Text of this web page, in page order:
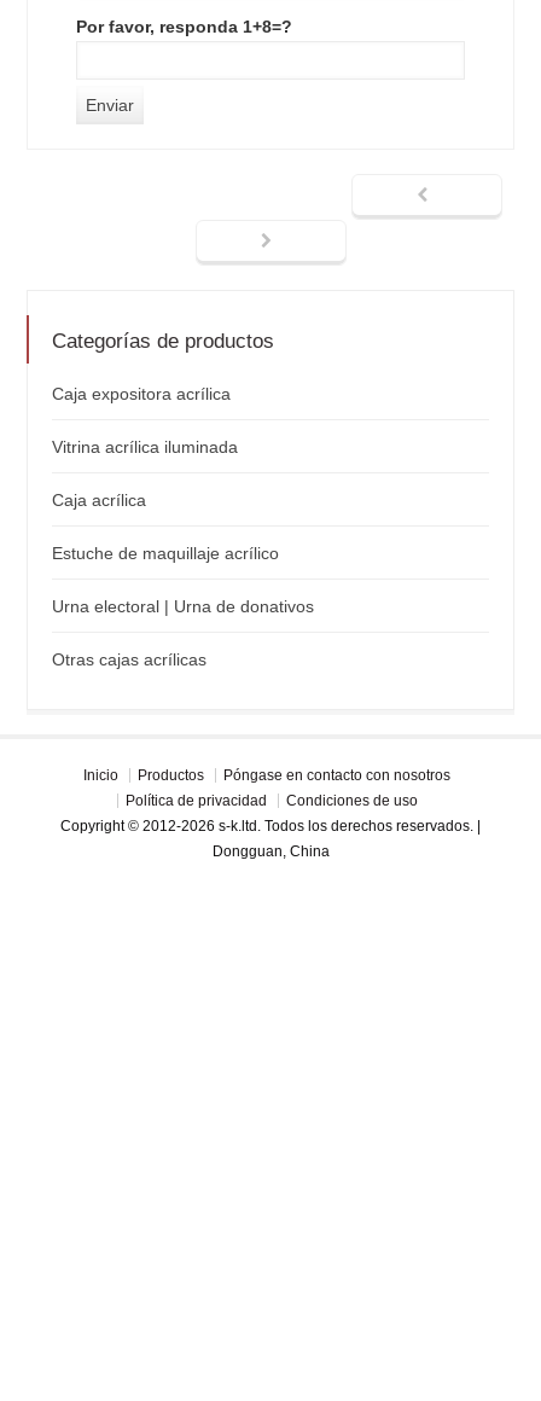
Por favor, responda 1+8=?
Categorías de productos
Caja expositora acrílica
Vitrina acrílica iluminada
Caja acrílica
Estuche de maquillaje acrílico
Urna electoral | Urna de donativos
Otras cajas acrílicas
Inicio Productos
Póngase en contacto con nosotros
Política de privacidad
Condiciones de uso
Copyright © 2012-2026 s-k.ltd. Todos los derechos reservados. |
Dongguan, China